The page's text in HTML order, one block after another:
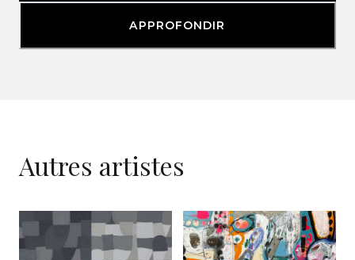
APPROFONDIR
Autres artistes